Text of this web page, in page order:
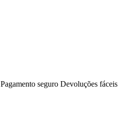
Pagamento seguro Devoluções fáceis